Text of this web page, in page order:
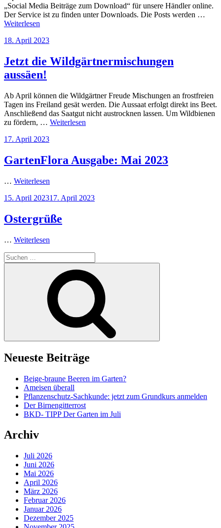
„Social Media Beiträge zum Download“ für unsere Händler online.
Der Service ist zu finden unter Downloads. Die Posts werden …
Weiterlesen
Veröffentlicht
18. April 2023
Jetzt die Wildgärtnermischungen
aussäen!
Ab April können die Wildgärtner Freude Mischungen an frostfreien
Tagen ins Freiland gesät werden. Die Aussaat erfolgt direkt ins Beet.
Anschließend das Saatgut nicht austrocknen lassen. Um Wildbienen
zu fördern, … Weiterlesen
Veröffentlicht
17. April 2023
GartenFlora Ausgabe: Mai 2023
… Weiterlesen
Veröffentlicht
15. April 202317. April 2023
Ostergrüße
… Weiterlesen
Suchen
nach:
Neueste Beiträge
Beige-braune Beeren im Garten?
Ameisen überall
Pflanzenschutz-Sachkunde: jetzt zum Grundkurs anmelden
Der Birnengitterrost
BKD- TIPP Der Garten im Juli
Archiv
Juli 2026
Juni 2026
Mai 2026
April 2026
März 2026
Februar 2026
Januar 2026
Dezember 2025